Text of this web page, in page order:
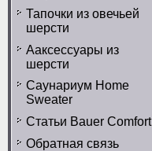
Тапочки из овечьей
шерсти
Ааксессуары из
шерсти
Саунариум Home
Sweater
Статьи Bauer Comfort
Обратная связь